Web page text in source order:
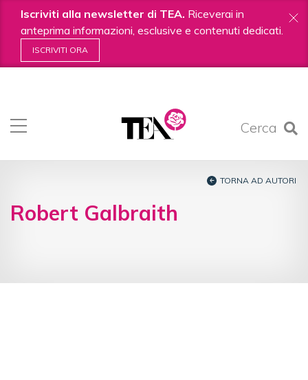
Iscriviti alla newsletter di TEA. Riceverai in
anteprima informazioni, esclusive e contenuti dedicati.
ISCRIVITI ORA
Cerca
contenuti.
|
Robert Galbraith
TORNA AD AUTORI